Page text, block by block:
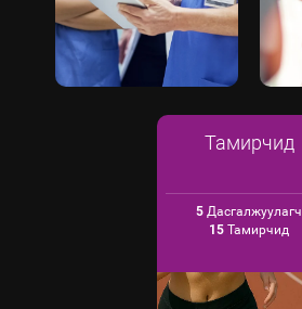
Тамирчид
5 Дасгалжуулагч
15 Тамирчид